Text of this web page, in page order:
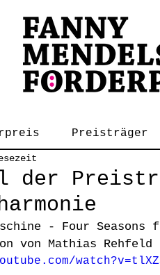
Preisträger
der
- Four
von Mathias